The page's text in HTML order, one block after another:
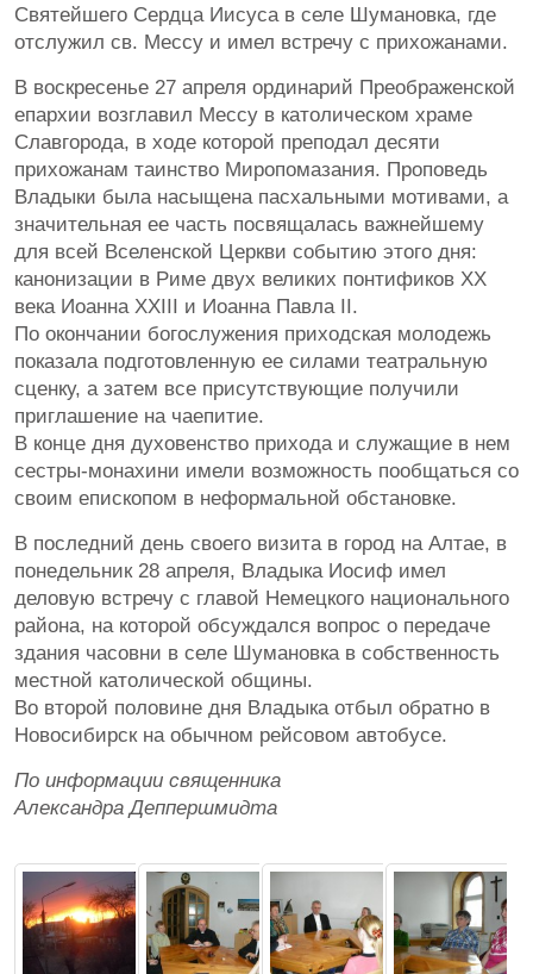
Святейшего Сердца Иисуса в селе Шумановка, где
отслужил св. Мессу и имел встречу с прихожанами.
В воскресенье 27 апреля ординарий Преображенской
епархии возглавил Мессу в католическом храме
Славгорода, в ходе которой преподал десяти
прихожанам таинство Миропомазания. Проповедь
Владыки была насыщена пасхальными мотивами, а
значительная ее часть посвящалась важнейшему
для всей Вселенской Церкви событию этого дня:
канонизации в Риме двух великих понтификов XX
века Иоанна XXIII и Иоанна Павла II.
По окончании богослужения приходская молодежь
показала подготовленную ее силами театральную
сценку, а затем все присутствующие получили
приглашение на чаепитие.
В конце дня духовенство прихода и служащие в нем
сестры-монахини имели возможность пообщаться со
своим епископом в неформальной обстановке.
В последний день своего визита в город на Алтае, в
понедельник 28 апреля, Владыка Иосиф имел
деловую встречу с главой Немецкого национального
района, на которой обсуждался вопрос о передаче
здания часовни в селе Шумановка в собственность
местной католической общины.
Во второй половине дня Владыка отбыл обратно в
Новосибирск на обычном рейсовом автобусе.
По информации священника
Александра Деппершмидта